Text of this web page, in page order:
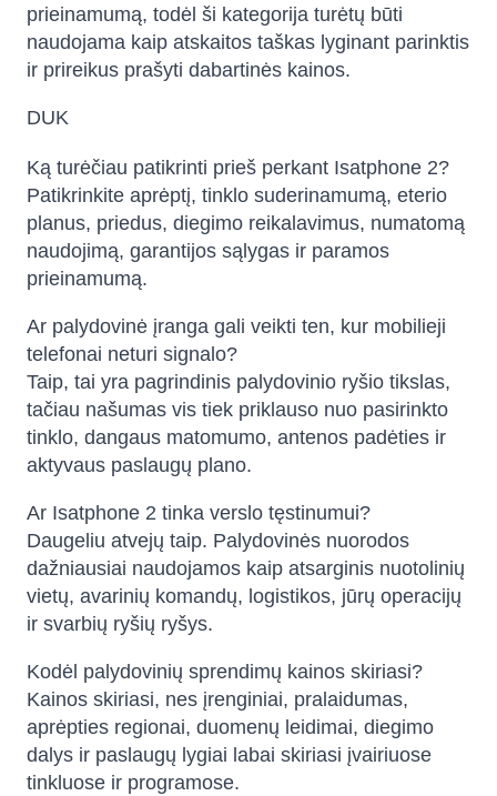
prieinamumą, todėl ši kategorija turėtų būti
naudojama kaip atskaitos taškas lyginant parinktis
ir prireikus prašyti dabartinės kainos.
DUK
Ką turėčiau patikrinti prieš perkant Isatphone 2?
Patikrinkite aprėptį, tinklo suderinamumą, eterio
planus, priedus, diegimo reikalavimus, numatomą
naudojimą, garantijos sąlygas ir paramos
prieinamumą.
Ar palydovinė įranga gali veikti ten, kur mobilieji
telefonai neturi signalo?
Taip, tai yra pagrindinis palydovinio ryšio tikslas,
tačiau našumas vis tiek priklauso nuo pasirinkto
tinklo, dangaus matomumo, antenos padėties ir
aktyvaus paslaugų plano.
Ar Isatphone 2 tinka verslo tęstinumui?
Daugeliu atvejų taip. Palydovinės nuorodos
dažniausiai naudojamos kaip atsarginis nuotolinių
vietų, avarinių komandų, logistikos, jūrų operacijų
ir svarbių ryšių ryšys.
Kodėl palydovinių sprendimų kainos skiriasi?
Kainos skiriasi, nes įrenginiai, pralaidumas,
aprėpties regionai, duomenų leidimai, diegimo
dalys ir paslaugų lygiai labai skiriasi įvairiuose
tinkluose ir programose.